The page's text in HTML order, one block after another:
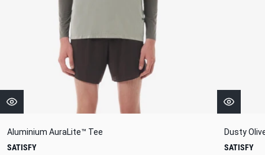
Aluminium AuraLite™ Tee
SATISFY
Dusty
SATISFY